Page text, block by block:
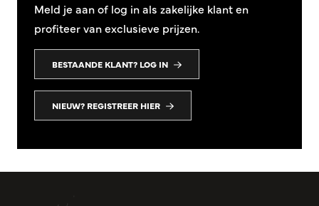
Meld je aan of log in als zakelijke klant en
profiteer van exclusieve prijzen.
BESTAANDE KLANT? LOG IN
NIEUW? REGISTREER HIER